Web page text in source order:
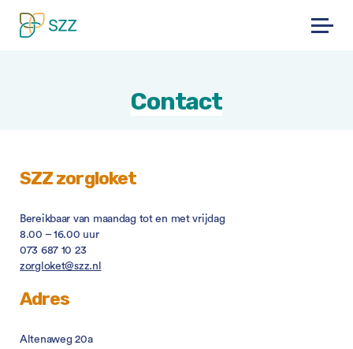
Contact
SZZ zorgloket
Bereikbaar van maandag tot en met vrijdag
8.00 – 16.00 uur
073 687 10 23
zorgloket@szz.nl
Adres
Altenaweg 20a